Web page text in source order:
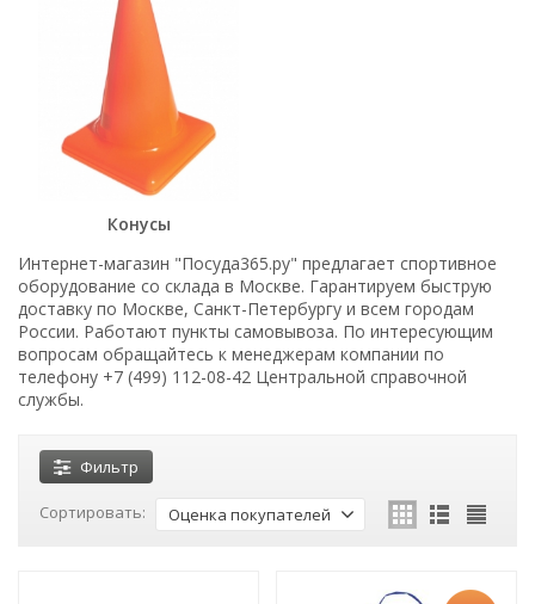
Конусы
Интернет-магазин "Посуда365.ру" предлагает спортивное
оборудование со склада в Москве. Гарантируем быструю
доставку по Москве, Санкт-Петербургу и всем городам
России. Работают пункты самовывоза. По интересующим
вопросам обращайтесь к менеджерам компании по
телефону +7 (499) 112-08-42 Центральной справочной
службы.
Фильтр
Сортировать: Оценка покупателей